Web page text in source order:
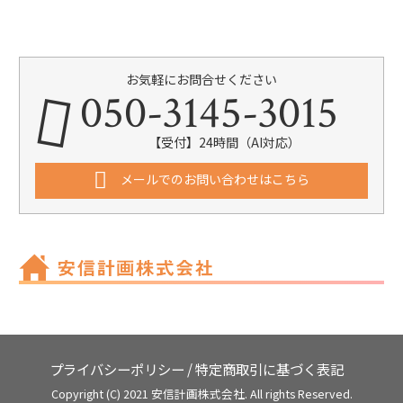
お気軽にお問合せください
050-3145-3015
【受付】24時間（AI対応）
メールでのお問い合わせはこちら
プライバシーポリシー /特定商取引に基づく表記
Copyright (C) 2021 安信計画株式会社. All rights Reserved.